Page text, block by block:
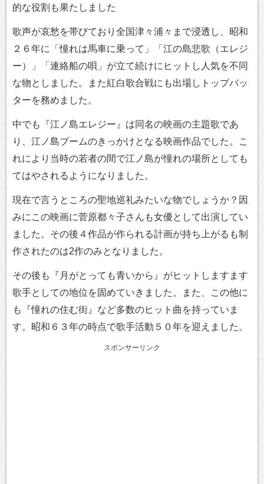
的な役割も果たしました
歌声が哀愁を帯びており全国津々浦々まで浸透し、昭和
２６年に「憧れは馬車に乗って」「江の島悲歌（エレジ
ー）」「連絡船の唄」が立て続けにヒットし人気を不同
な物としました。また紅白歌合戦にも出場しトップバッ
ターを務めました。
中でも『江ノ島エレジー』は同名の映画の主題歌であ
り、江ノ島ブームのきっかけとなる映画作品でした。こ
れにより当時の若者の間で江ノ島が憧れの場所としても
てはやされるようになりました。
現在で言うところの聖地巡礼みたいな物でしょうか？因
みにこの映画に菅原都々子さんも女優として出演してい
ました。その後４作品が作られる計画が持ち上がるも制
作されたのは2作のみとなりました。
その後も『月がとっても青いから』がヒットしますます
歌手としての地位を固めていきました。また、この他に
も『憧れの住む街』など多数のヒット曲を持っていま
す。昭和６３年の時点で歌手活動５０年を迎えました。
スポンサーリンク